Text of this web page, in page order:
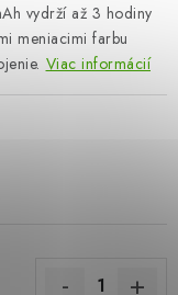
vydrží až 3 hodiny
meniacimi farbu
Viac informácií